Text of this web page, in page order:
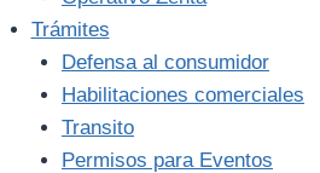
Trámites
Defensa al consumidor
Habilitaciones comerciales
Transito
Permisos para Eventos